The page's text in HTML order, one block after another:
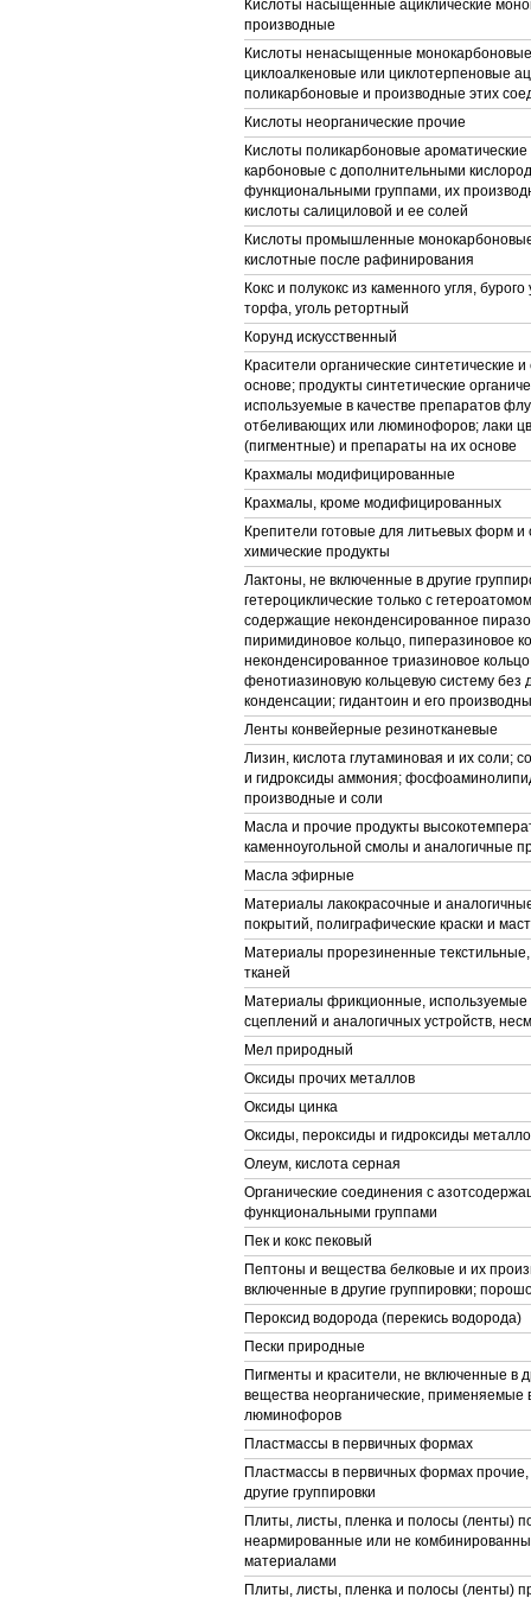
Кислоты насыщенные ациклические
производные
Кислоты ненасыщенные
циклоалкеновые или циклотерпеновые
поликарбоновые и производные этих
Кислоты неорганические прочие
Кислоты поликарбоновые ароматические
карбоновые с дополнительными
функциональными группами, их
кислоты салициловой и ее солей
Кислоты промышленные
кислотные после рафинирования
Кокс и полукокс из каменного угля,
торфа, уголь ретортный
Корунд искусственный
Красители органические синтетические
основе; продукты синтетические
используемые в качестве препаратов
отбеливающих или люминофоров; лаки
(пигментные) и препараты на их основе
Крахмалы модифицированные
Крахмалы, кроме модифицированных
Крепители готовые для литьевых форм и
химические продукты
Лактоны, не включенные в другие
гетероциклические только с
содержащие неконденсированное
пиримидиновое кольцо, пиперазиновое
неконденсированное триазиновое
фенотиазиновую кольцевую систему без
конденсации; гидантоин и его
Ленты конвейерные резинотканевые
Лизин, кислота глутаминовая и их соли;
и гидроксиды аммония;
производные и соли
Масла и прочие продукты
каменноугольной смолы и аналогичные
Масла эфирные
Материалы лакокрасочные и
покрытий, полиграфические краски и
Материалы прорезиненные
тканей
Материалы фрикционные, используемые
сцеплений и аналогичных устройств,
Мел природный
Оксиды прочих металлов
Оксиды цинка
Оксиды, пероксиды и гидроксиды
Олеум, кислота серная
Органические соединения с
функциональными группами
Пек и кокс пековый
Пептоны и вещества белковые и их
включенные в другие группировки;
Пероксид водорода (перекись водорода)
Пески природные
Пигменты и красители, не включенные в
вещества неорганические, применяемые
люминофоров
Пластмассы в первичных формах
Пластмассы в первичных формах
другие группировки
Плиты, листы, пленка и полосы (ленты)
неармированные или не
материалами
Плиты, листы, пленка и полосы (ленты)